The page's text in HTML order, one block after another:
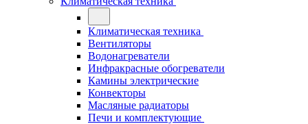
Климатическая техника
Вентиляторы
Водонагреватели
Инфракрасные обогреватели
Камины электрические
Конвекторы
Масляные радиаторы
Печи и комплектующие